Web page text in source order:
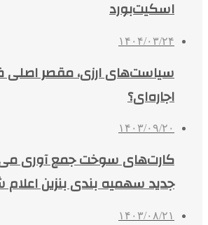
اسکیت‌بورد
۱۴۰۴/۰۳/۲۴
سیاست‌های ارزی، مقصر اصلی
اجاره‌ای؟
۱۴۰۳/۰۹/۲۰
کارت‌های سوخت جمع آوری
جدید سهمیه بندی بنزین
۱۴۰۳/۰۸/۲۱